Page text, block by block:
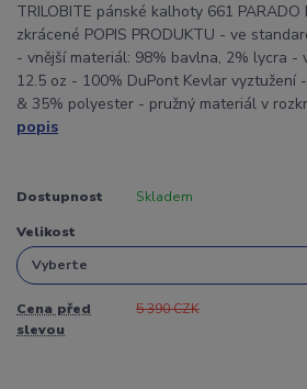
TRILOBITE pánské kalhoty 661 PARADO
zkrácené POPIS PRODUKTU - ve
- vnější materiál: 98% bavlna, 2% lycra -
12.5 oz - 100% DuPont Kevlar vyztužení
& 35% polyester - pružný materiál v
popis
Dostupnost Skladem
Velikost
Cena před
slevou
5 390 CZK